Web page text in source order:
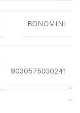
BONOMINI
8030575030241